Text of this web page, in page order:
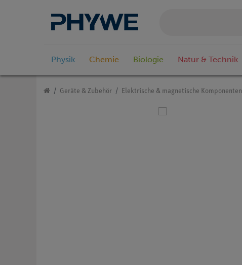
Physik Chemie Biologie Natur & Technik
Geräte & Zubehör Elektrische & magnetische Komponenten